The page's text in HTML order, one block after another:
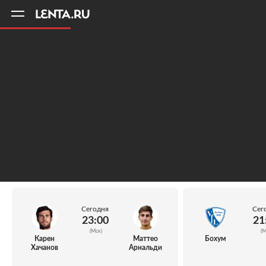
Карен
Хачанов
Сегодня
23:00
(Мск)
Маттео
Арнальди
Бохум